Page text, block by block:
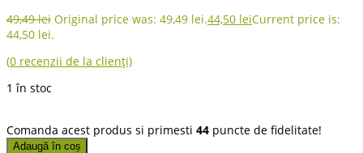
49,49lei Original price was: 49,49 lei.44,50 leiCurrent price is:
44,50 lei.
(0 recenzii de la clienți)
1 în stoc
Comanda acest produs si primesti 44 puncte de fidelitate!
Adaugă în coș